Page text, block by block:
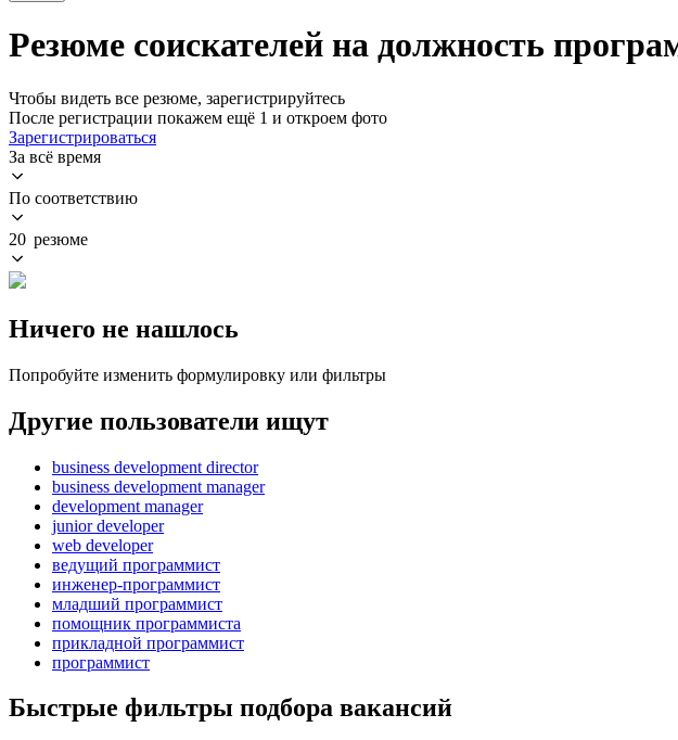
Резюме соискателей на должность
Чтобы видеть все резюме, зарегистрируйтесь
После регистрации покажем ещё 1 и откроем фото
Зарегистрироваться
За всё время
По соответствию
20 резюме
Ничего не нашлось
Попробуйте изменить формулировку или фильтры
Другие пользователи ищут
business development director
business development manager
development manager
junior developer
web developer
ведущий программист
инженер-программист
младший программист
помощник программиста
прикладной программист
программист
Быстрые фильтры подбора вакансий